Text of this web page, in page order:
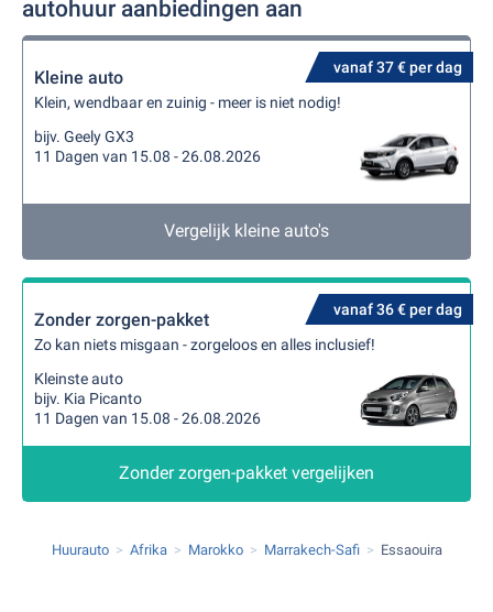
autohuur aanbiedingen aan
vanaf 37 € per dag
Kleine auto
Klein, wendbaar en zuinig - meer is niet nodig!
bijv. Geely GX3
11 Dagen van 15.08 - 26.08.2026
Vergelijk kleine auto's
vanaf 36 € per dag
Zonder zorgen-pakket
Zo kan niets misgaan - zorgeloos en alles inclusief!
Kleinste auto
bijv. Kia Picanto
11 Dagen van 15.08 - 26.08.2026
Zonder zorgen-pakket vergelijken
Huurauto Afrika Marokko Marrakech-Safi Essaouira